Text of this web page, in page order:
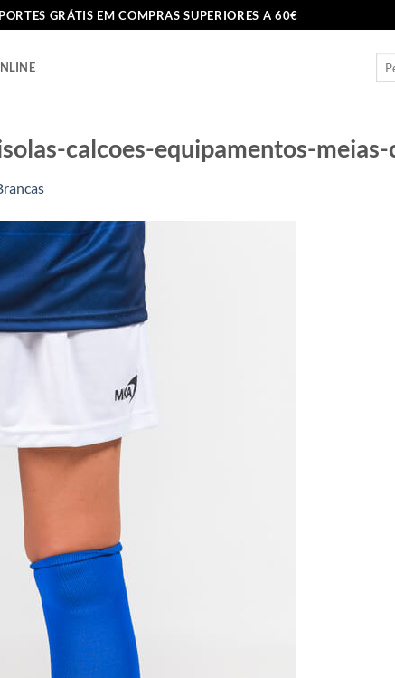
PORTES GRÁTIS EM COMPRAS SUPERIORES A 60€
calcoes-equipamentos-meias-